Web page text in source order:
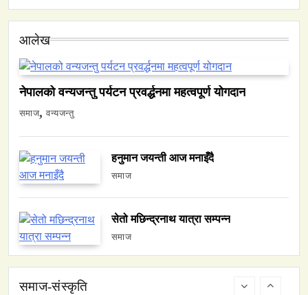
आलेख
नेपालको वन्यजन्तु पर्यटन प्रवर्द्धनमा महत्वपूर्ण योगदान
समाज वन्यजन्तु
हनुमान जयन्ती आज मनाइँदै
समाज
सेतो मछिन्द्रनाथ यात्रा सम्पन्न
समाज
समाज-संस्कृति
वन्यजन्तु वातावरण
नेपालको वन्यजन्तु पर्यटन प्रवर्द्धनमा महत्वपूर्ण योगदान
हनुमान जयन्ती आज मनाइँदै